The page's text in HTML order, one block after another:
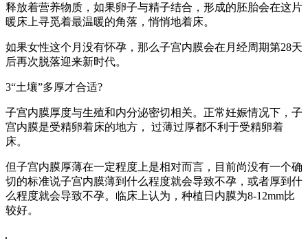
释放着营养物质，如果卵子与精子结合，形成的胚胎会在这片
暖床上寻觅着最温暖的角落，悄悄地着床。
如果女性这个月没有怀孕，那么子宫内膜会在月经周期第28天
后再次脱落迎来新时代。
3“土壤”多厚才合适?
子宫内膜厚度与生殖和内分泌密切相关。正常妊娠情况下，子
宫内膜是受精卵着床的地方， 过薄过厚都不利于受精卵着
床。
但子宫内膜厚薄在一定程度上是相对而言，目前尚没有一个确
切的标准说子宫内膜薄到什么程度就会导致不孕，或者厚到什
么程度就会导致不孕。临床上认为，种植日内膜为8-12mm比
较好。